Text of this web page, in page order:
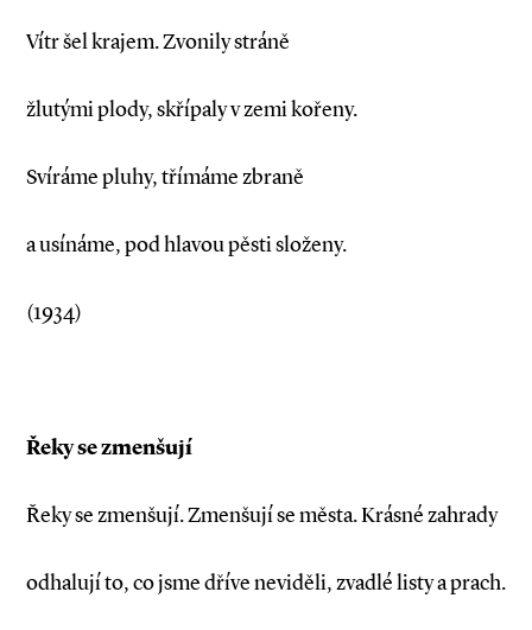
Vítr šel krajem. Zvonily stráně
žlutými plody, skřípaly v zemi kořeny.
Svíráme pluhy, třímáme zbraně
a usínáme, pod hlavou pěsti složeny.
(1934)
Řeky se zmenšují
Řeky se zmenšují. Zmenšují se města. Krásné zahrady
odhalují to, co jsme dříve neviděli, zvadlé listy a prach.